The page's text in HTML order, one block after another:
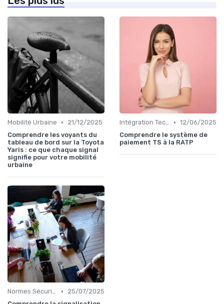
Mobilité Urbaine •
21/12/2025
Comprendre les voyants du
tableau de bord sur la Toyota
Yaris : ce que chaque signal
signifie pour votre mobilité
urbaine
Intégration Technologique • 12/06/2025
Comprendre le système de
paiement TS à la RATP
Normes Sécurité •
25/07/2025